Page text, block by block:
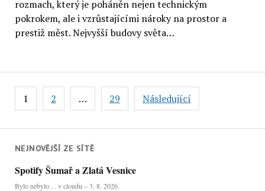
NEJNOVĚJŠÍ ZE SÍTĚ
Spotify Šumař a Zlatá Vesnice
Bylo nebylo… v cloudu – 3. 8. 2026
rozmach, který je poháněn nejen technickým
pokrokem, ale i vzrůstajícími nároky na prostor a
prestiž měst. Nejvyšší budovy světa…
Stránkování
příspěvků
1 2 … 29 Následující